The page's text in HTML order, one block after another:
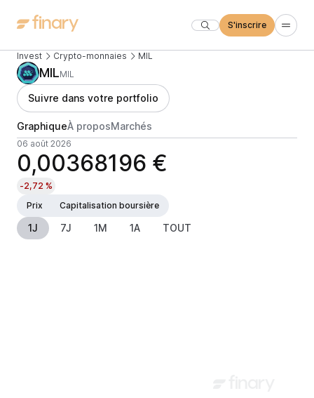
S'inscrire
Invest Crypto-monnaies MIL
MILMIL
Suivre dans votre portfolio
GraphiqueÀ proposMarchés
06 août 2026
0,00368196 €
-2,72 %
Prix
Capitalisation boursière
1J 7J 1M 1A TOUT